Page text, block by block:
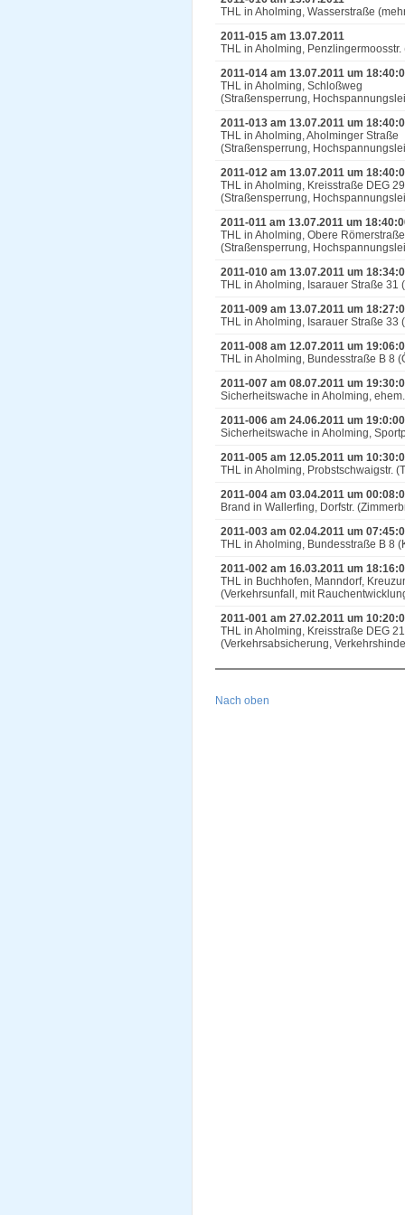
THL in Aholming, Wasserstraße
2011-015 am 13.07.2011
THL in Aholming,
2011-014 am 13.07.2011 um
THL in Aholming, Schloßweg
(Straßensperrung,
2011-013 am 13.07.2011 um
THL in Aholming, Aholminger Straße
(Straßensperrung,
2011-012 am 13.07.2011 um
THL in Aholming, Kreisstraße DEG 29
(Straßensperrung,
2011-011 am 13.07.2011 um
THL in Aholming, Obere
(Straßensperrung,
2011-010 am 13.07.2011 um
THL in Aholming, Isarauer Straße 31
2011-009 am 13.07.2011 um
THL in Aholming, Isarauer Straße 33
2011-008 am 12.07.2011 um
THL in Aholming, Bundesstraße B 8
2011-007 am 08.07.2011 um
Sicherheitswache in Aholming,
2011-006 am 24.06.2011 um 19:0:00
Sicherheitswache in Aholming,
2011-005 am 12.05.2011 um
THL in Aholming, Probstschwaigstr.
2011-004 am 03.04.2011 um
Brand in Wallerfing, Dorfstr.
2011-003 am 02.04.2011 um
THL in Aholming, Bundesstraße B 8
2011-002 am 16.03.2011 um
THL in Buchhofen, Manndorf,
(Verkehrsunfall, mit
2011-001 am 27.02.2011 um
THL in Aholming, Kreisstraße DEG
(Verkehrsabsicherung,
Nach oben